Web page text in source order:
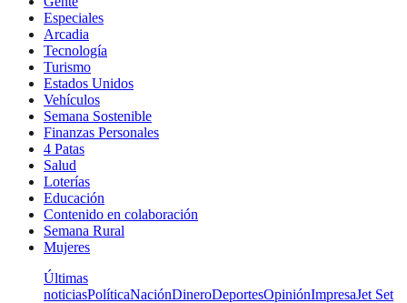
Especiales
Arcadia
Tecnología
Turismo
Estados Unidos
Vehículos
Semana Sostenible
Finanzas Personales
4 Patas
Salud
Loterías
Educación
Contenido en colaboración
Semana Rural
Mujeres
Últimas
noticiasPolíticaNaciónDineroDeportesOpiniónImpresaJet Set